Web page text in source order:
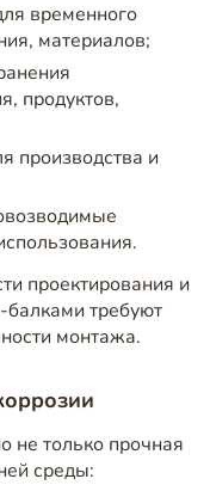
временного
материалов;
продуктов,
производства и
проектирования и
требуют
монтажа.
не только прочная
среды: